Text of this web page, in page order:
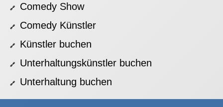
Comedy Show
Comedy Künstler
Künstler buchen
Unterhaltungskünstler buchen
Unterhaltung buchen